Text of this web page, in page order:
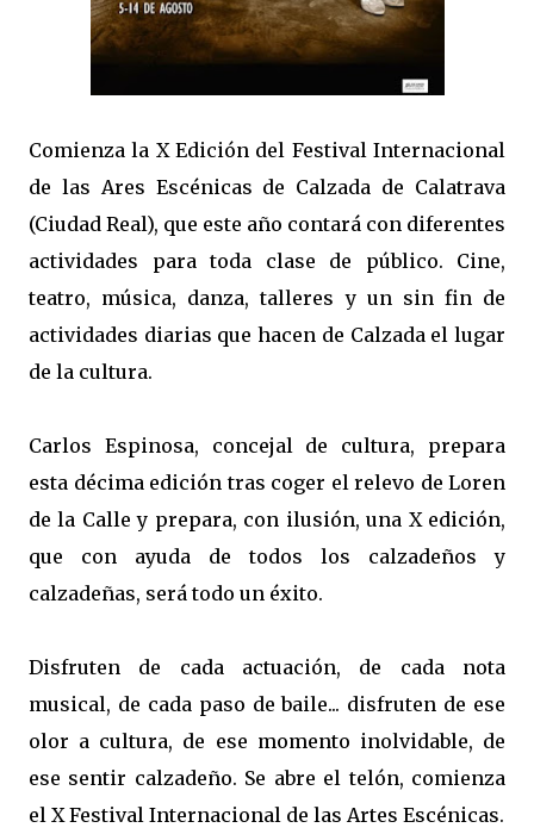
Comienza la X Edición del Festival Internacional
de las Ares Escénicas de Calzada de Calatrava
(Ciudad Real), que este año contará con diferentes
actividades para toda clase de público. Cine,
teatro, música, danza, talleres y un sin fin de
actividades diarias que hacen de Calzada el lugar
de la cultura.
Carlos Espinosa, concejal de cultura, prepara
esta décima edición tras coger el relevo de Loren
de la Calle y prepara, con ilusión, una X edición,
que con ayuda de todos los calzadeños y
calzadeñas, será todo un éxito.
Disfruten de cada actuación, de cada nota
musical, de cada paso de baile... disfruten de ese
olor a cultura, de ese momento inolvidable, de
ese sentir calzadeño. Se abre el telón, comienza
el X Festival Internacional de las Artes Escénicas.